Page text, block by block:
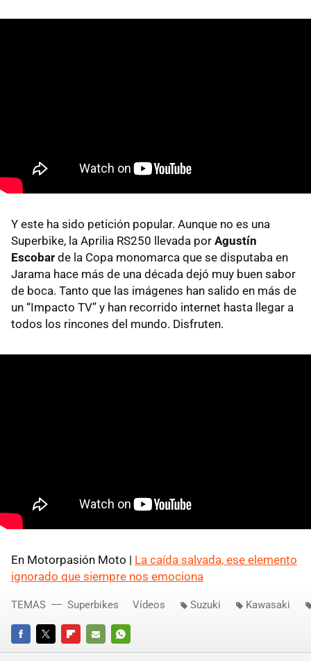
Y este ha sido petición popular. Aunque no es una
Superbike, la Aprilia RS250 llevada por Agustín
Escobar de la Copa monomarca que se disputaba en
Jarama hace más de una década dejó muy buen sabor
de boca. Tanto que las imágenes han salido en más de
un “Impacto TV” y han recorrido internet hasta llegar a
todos los rincones del mundo. Disfruten.
En Motorpasión Moto | La caída salvada, ese elemento
ignorado que siempre nos emociona
FACEBOOKTWITTERFLIPBOARD
E-
WHATSAPP
TEMAS Superbikes Vídeos Suzuki Kawasaki